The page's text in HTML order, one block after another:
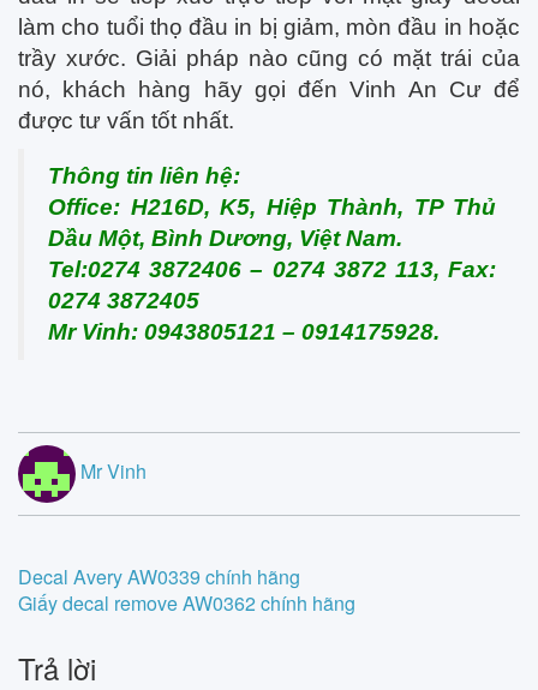
làm cho tuổi thọ đầu in bị giảm, mòn đầu in hoặc
trầy xước. Giải pháp nào cũng có mặt trái của
nó, khách hàng hãy gọi đến Vinh An Cư để
được tư vấn tốt nhất.
Thông tin liên hệ:
Office: H216D, K5, Hiệp Thành, TP Thủ
Dầu Một, Bình Dương, Việt Nam.
Tel:0274 3872406 – 0274 3872 113, Fax:
0274 3872405
Mr Vinh: 0943805121 – 0914175928.
Mr Vinh
Post
navigation
Decal Avery AW0339 chính hãng
Giấy decal remove AW0362 chính hãng
Trả lời